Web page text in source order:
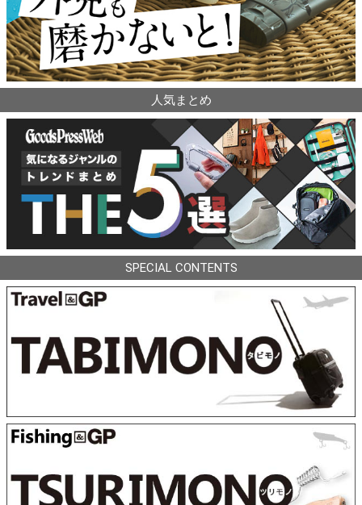
人気まとめ
SPECIAL CONTENTS